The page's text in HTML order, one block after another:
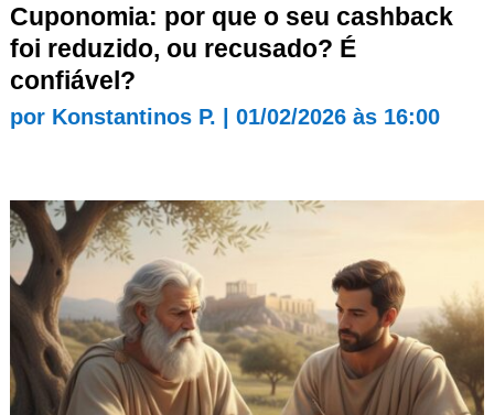
Cuponomia: por que o seu cashback
foi reduzido, ou recusado? É
confiável?
por Konstantinos P. 01/02/2026 às 16:00